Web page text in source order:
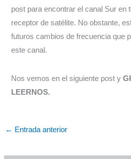
post para encontrar el canal Sur en
receptor de satélite. No obstante,
futuros cambios de frecuencia que
este canal.
Nos vemos en el siguiente post y
LEERNOS.
← Entrada anterior